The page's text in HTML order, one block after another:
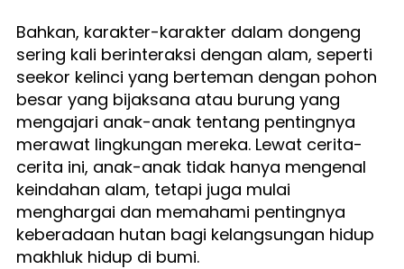
Bahkan, karakter-karakter dalam dongeng
sering kali berinteraksi dengan alam, seperti
seekor kelinci yang berteman dengan pohon
besar yang bijaksana atau burung yang
mengajari anak-anak tentang pentingnya
merawat lingkungan mereka. Lewat cerita-
cerita ini, anak-anak tidak hanya mengenal
keindahan alam, tetapi juga mulai
menghargai dan memahami pentingnya
keberadaan hutan bagi kelangsungan hidup
makhluk hidup di bumi.